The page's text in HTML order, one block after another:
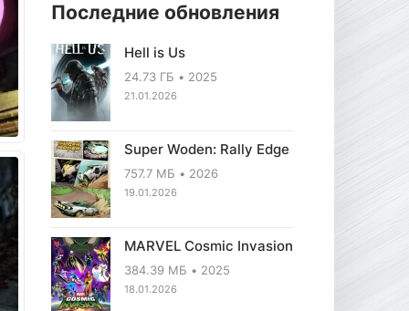
Последние обновления
Hell is Us
24.73 ГБ 2025
21.01.2026
Super Woden: Rally Edge
757.7 МБ 2026
19.01.2026
MARVEL Cosmic Invasion
384.39 МБ 2025
18.01.2026